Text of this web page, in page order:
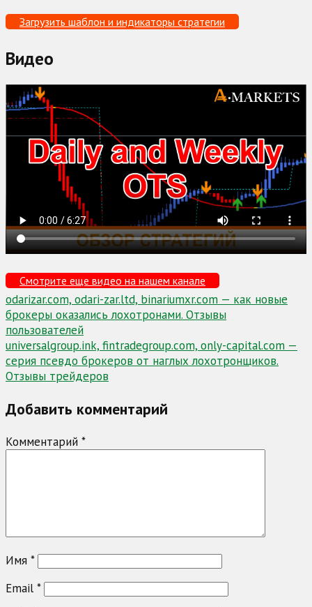
Загрузить шаблон и индикаторы стратегии
Видео
Смотрите еще видео на нашем канале
Навигация
по
записям
odarizar.com, odari-zar.ltd, binariumxr.com — как новые
брокеры оказались лохотронами. Отзывы
пользователей
universalgroup.ink, fintradegroup.com, only-capital.com —
серия псевдо брокеров от наглых лохотронщиков.
Отзывы трейдеров
Добавить комментарий
Комментарий *
Имя *
Email *